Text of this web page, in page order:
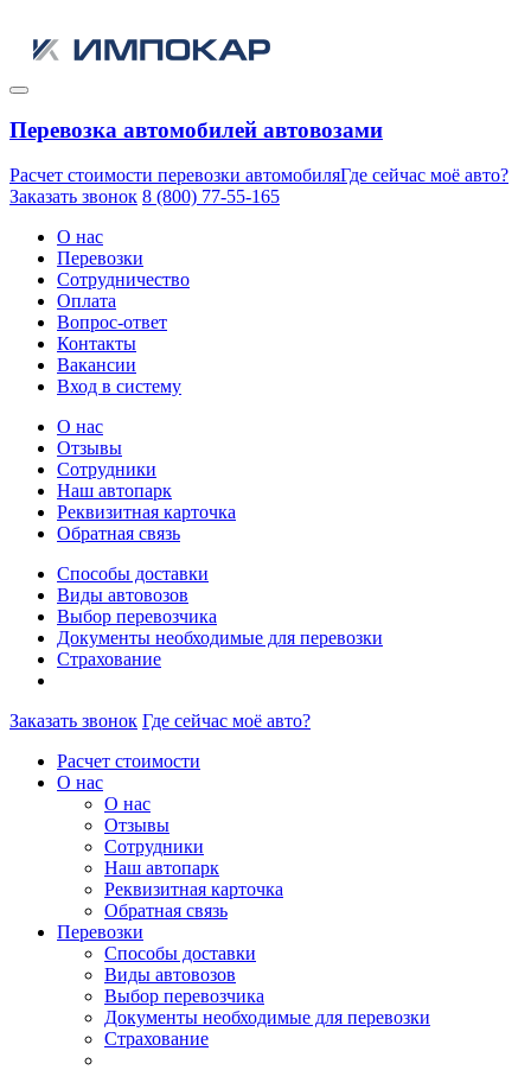
Перевозка автомобилей автовозами
Расчет стоимости перевозки автомобиляГде сейчас моё авто?
Заказать звонок 8 (800) 77-55-165
О нас
Перевозки
Сотрудничество
Оплата
Вопрос-ответ
Контакты
Вакансии
Вход в систему
О нас
Отзывы
Сотрудники
Наш автопарк
Реквизитная карточка
Обратная связь
Способы доставки
Виды автовозов
Выбор перевозчика
Документы необходимые для перевозки
Страхование
Заказать звонок Где сейчас моё авто?
Расчет стоимости
О нас
О нас
Отзывы
Сотрудники
Наш автопарк
Реквизитная карточка
Обратная связь
Перевозки
Способы доставки
Виды автовозов
Выбор перевозчика
Документы необходимые для перевозки
Страхование